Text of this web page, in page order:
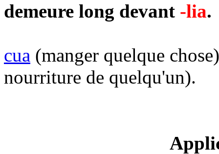
demeure long devant -lia.
cua (manger quelque
nourriture de quelqu'un).